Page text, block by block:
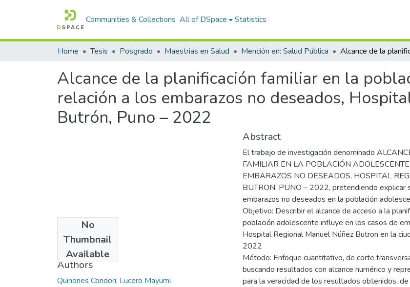
Communities & Collections All of DSpace Statistics
Home Tesis Posgrado Maestrias en Salud Mención en: Salud Pública
Alcance de la planificación familiar en la
relación a los embarazos no deseados,
Butrón, Puno – 2022
No
Thumbnail
Available
2023
Authors
Quiñones Condori, Lucero Mayumi
Abstract
El trabajo de investigación denominado
FAMILIAR EN LA POBLACIÓN
EMBARAZOS NO DESEADOS, HOSPITAL
BUTRON, PUNO – 2022, pretendiendo explicar
embarazos no deseados en la población
Objetivo: Describir el alcance de acceso a la
población adolescente influye en los casos de
Hospital Regional Manuel Núñez Butron en la
2022
Método: Enfoque cuantitativo, de corte
buscando resultados con alcance numérico y
para la veracidad de los resultados obtenidos,